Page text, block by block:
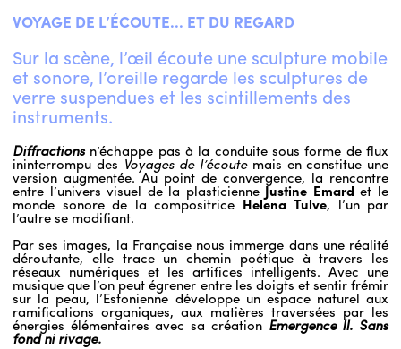
VOYAGE DE L’ÉCOUTE... ET DU REGARD
Sur la scène, l’œil écoute une sculpture mobile
et sonore, l’oreille regarde les sculptures de
verre suspendues et les scintillements des
instruments.
Diffractions n’échappe pas à la conduite sous forme de flux
ininterrompu des Voyages de l’écoutemais en constitue une
version augmentée. Au point de convergence, la rencontre
entre l’univers visuel de la plasticienne Justine Emard et le
monde sonore de la compositrice Helena Tulve, l’un par
l’autre se modifiant.
Par ses images, la Française nous immerge dans une réalité
déroutante, elle trace un chemin poétique à travers les
réseaux numériques et les artifices intelligents. Avec une
musique que l’on peut égrener entre les doigts et sentir frémir
sur la peau, l’Estonienne développe un espace naturel aux
ramifications organiques, aux matières traversées par les
énergies élémentaires avec sa création Emergence II. Sans
fond ni rivage.